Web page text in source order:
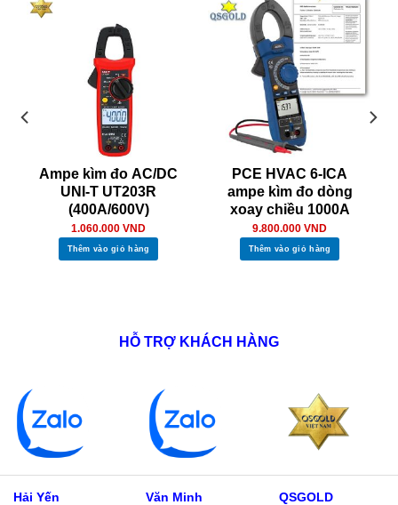
Ampe kìm đo AC/DC
UNI-T UT203R
(400A/600V)
1.060.000 VND
Thêm vào giỏ hàng
PCE HVAC 6-ICA
ampe kìm đo dòng
xoay chiều 1000A
9.800.000 VND
Thêm vào giỏ hàng
HỖ TRỢ KHÁCH HÀNG
Hải Yến
Văn Minh
QSGOLD